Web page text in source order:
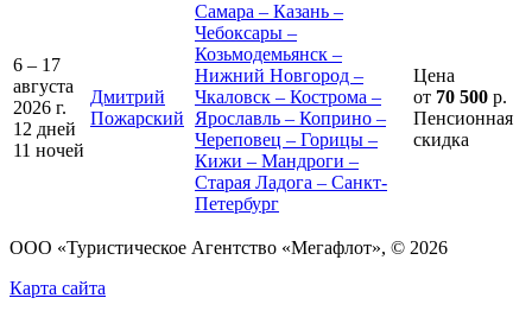
6 – 17
августа
2026 г.
12 дней
11 ночей
Дмитрий
Пожарский
Самара – Казань –
Чебоксары –
Козьмодемьянск –
Нижний Новгород –
Чкаловск – Кострома –
Ярославль – Коприно –
Череповец – Горицы –
Кижи – Мандроги –
Старая Ладога – Санкт-
Петербург
Цена
от 70 500 р.
Пенсионная
скидка
ООО «Туристическое Агентство «Мегафлот», © 2026
Карта сайта